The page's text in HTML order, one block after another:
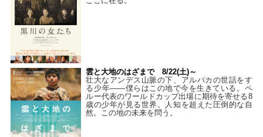
雲と大地のはざまで 8/22(土)～
壮大なアンデス山脈の下、アルパカの世話をす
る少年――僕らはこの地で今を生きている。ペ
ルー代表のワールドカップ出場に期待を寄せる8
歳の少年が見る世界。人知を超えた圧倒的な自
然。この地の未来を問う。